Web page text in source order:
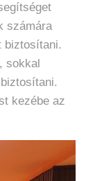
számára
biztosítani.
sokkal
kezébe az